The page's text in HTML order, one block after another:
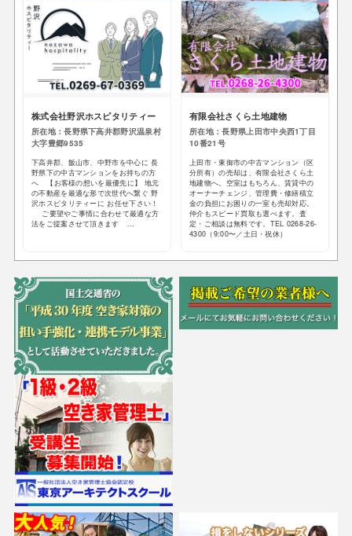
株式会社野沢ホスピタリティー
所在地：長野県下高井郡野沢温泉村
大字豊郷9535
下高井郡、飯山市、中野市を中心に 長
野県下の中古マンションをお持ちの方
へ 【お客様の想いを最優先に】 地元
の不動産を最適な形で次世代へ繋ぐ 野
沢ホスピタリティーに お任せ下さい！
ご要望やご事情に合わせて最適な方
法をご提案させて頂きます ...
有限会社さくら土地建物
所在地：長野県上田市中央西1丁目
10番21号
上田市・東御市の中古マンション（区
分所有）の売却は、有限会社さくら土
地建物へ。空室はもちろん、賃貸中の
オーナーチェンジ、管理費・修繕積立
金の負担にお困りの一室も売却対応。
仲介もスピード買取も選べます。査
定・ご相談は無料です。TEL 0268-26-
4300（9:00〜／土日・祝休）